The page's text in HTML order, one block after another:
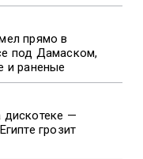
прямо в
под Дамаском,
и раненые
дискотеке —
грозит